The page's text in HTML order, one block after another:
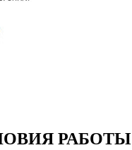
РАБОТЫ